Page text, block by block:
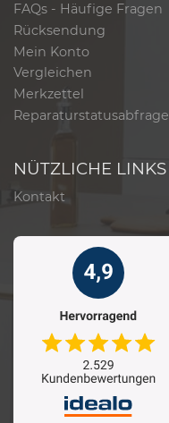
FAQs - Häufige Fragen
Rücksendung
Mein Konto
Vergleichen
Merkzettel
Reparaturstatusabfrage
NÜTZLICHE LINKS
Kontakt